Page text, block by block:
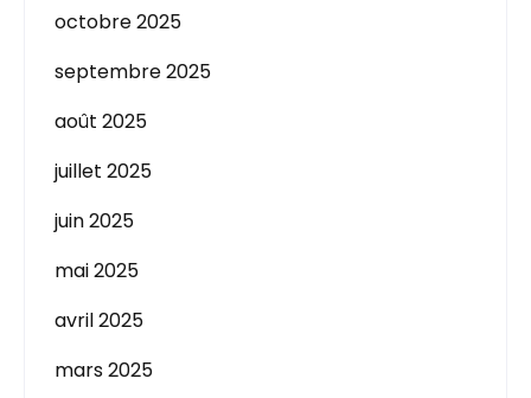
octobre 2025
septembre 2025
août 2025
juillet 2025
juin 2025
mai 2025
avril 2025
mars 2025